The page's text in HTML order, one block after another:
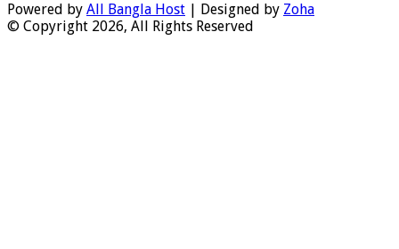
Powered by All Bangla Host | Designed by Zoha
© Copyright 2026, All Rights Reserved